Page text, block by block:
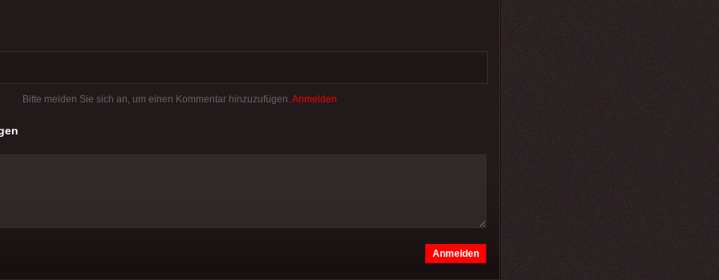
Bitte melden Sie sich an, um einen Kommentar hinzuzufügen. Anmelden